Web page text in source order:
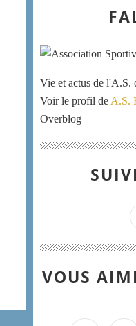
Vie et actus de l'A.S.
Voir le profil de A.S.
Overblog
VOUS